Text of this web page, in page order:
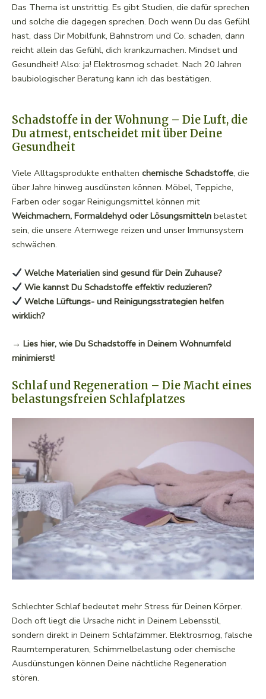
Das Thema ist unstrittig. Es gibt Studien, die dafür sprechen
und solche die dagegen sprechen. Doch wenn Du das Gefühl
hast, dass Dir Mobilfunk, Bahnstrom und Co. schaden, dann
reicht allein das Gefühl, dich krankzumachen. Mindset und
Gesundheit! Also: ja! Elektrosmog schadet. Nach 20 Jahren
baubiologischer Beratung kann ich das bestätigen.
Schadstoffe in der Wohnung – Die Luft, die
Du atmest, entscheidet mit über Deine
Gesundheit
Viele Alltagsprodukte enthalten chemische Schadstoffe, die
über Jahre hinweg ausdünsten können. Möbel, Teppiche,
Farben oder sogar Reinigungsmittel können mit
Weichmachern, Formaldehyd oder Lösungsmitteln belastet
sein, die unsere Atemwege reizen und unser Immunsystem
schwächen.
Welche Materialien sind gesund für Dein Zuhause?
Wie kannst Du Schadstoffe effektiv reduzieren?
Welche Lüftungs- und Reinigungsstrategien helfen
wirklich?
→ Lies hier, wie Du Schadstoffe in Deinem Wohnumfeld
minimierst!
Schlaf und Regeneration – Die Macht eines
belastungsfreien Schlafplatzes
Schlechter Schlaf bedeutet mehr Stress für Deinen Körper.
Doch oft liegt die Ursache nicht in Deinem Lebensstil,
sondern direkt in Deinem Schlafzimmer. Elektrosmog, falsche
Raumtemperaturen, Schimmelbelastung oder chemische
Ausdünstungen können Deine nächtliche Regeneration
stören.